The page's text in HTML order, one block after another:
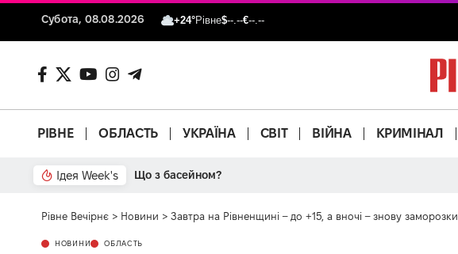
Субота, 08.08.2026 +24°Рівне$--.--€--.--
РІВНЕ ОБЛАСТЬ УКРАЇНА СВІТ ВІЙНА КРИМІНАЛ
Ідея Week's Що з басейном?
Рівне Вечірнє > Новини > Завтра на Рівненщині – до +15, а вночі – знову заморозки
НОВИНИ ОБЛАСТЬ